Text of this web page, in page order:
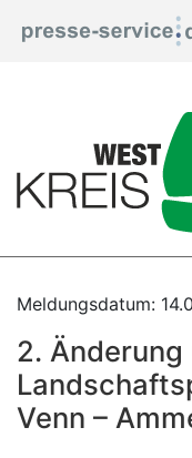
Meldungsdatum:
2.
Venn –